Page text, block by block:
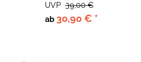
ab 30,90 € *
UVP 39,00 €